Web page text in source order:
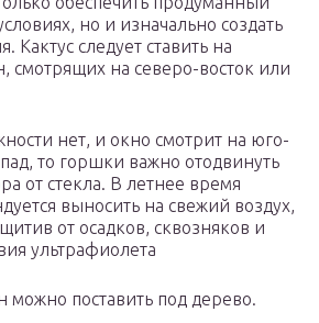
но и изначально создать
Кактус следует ставить на
смотрящих на северо-восток или
нет, и окно смотрит на юго-
то горшки важно отодвинуть
от стекла. В летнее время
выносить на свежий воздух,
от осадков, сквозняков и
ультрафиолета
можно поставить под дерево.